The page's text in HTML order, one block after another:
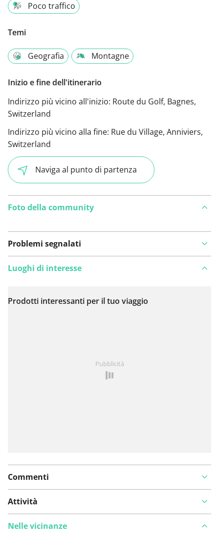
Poco traffico
Temi
Geografia Montagne
Inizio e fine dell'itinerario
Indirizzo più vicino all'inizio: Route du Golf, Bagnes,
Switzerland
Indirizzo più vicino alla fine: Rue du Village, Anniviers,
Switzerland
Naviga al punto di partenza
Foto della community
Problemi segnalati
Visualizza sulla mappa
Luoghi di interesse
Prodotti interessanti per il tuo viaggio
Pubblicità
Commenti
Attività
Nelle vicinanze